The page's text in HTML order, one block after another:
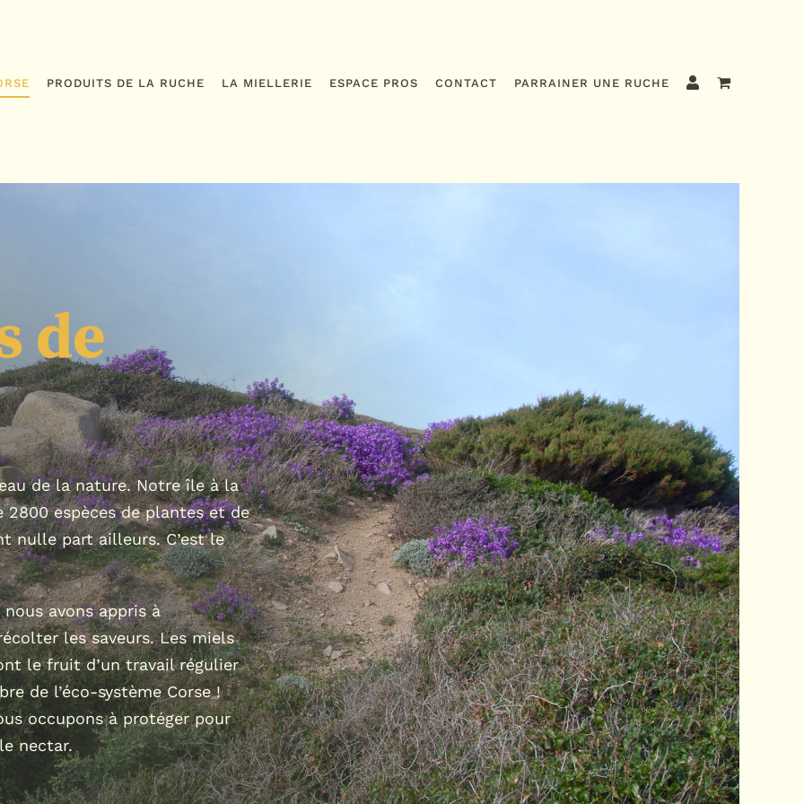
PRODUITS DE LA RUCHE LA MIELLERIE ESPACE PROS CONTACT PARRAINER UNE RUCHE
de
de la nature. Notre île à la
espèces de plantes et de
nulle part ailleurs. C’est le
avons appris à
les saveurs. Les miels
le fruit d’un travail régulier
de l’éco-système Corse !
occupons à protéger pour
nectar.